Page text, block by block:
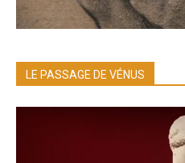
LE PASSAGE DE VÉNUS